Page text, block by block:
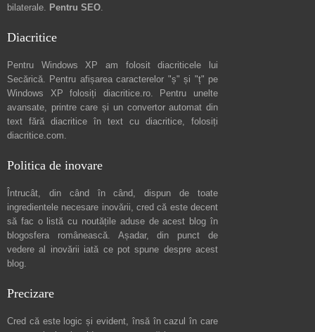
bilaterale. Pentru SEO.
Diacritice
Pentru Windows XP am folosit diacriticele lui
Secărică. Pentru afișarea caracterelor "ș" și "ț" pe
Windows XP folosiți diacritice.ro. Pentru unelte
avansate, printre care și un convertor automat din
text fără diacritice în text cu diacritice, folosiți
diacritice.com.
Politica de inovare
Întrucât, din când în când, dispun de toate
ingredientele necesare inovării, cred că este decent
să fac o listă cu noutățile aduse de acest blog în
blogosfera românească. Așadar, din punct de
vedere al inovării iată ce pot spune despre acest
blog.
Precizare
Cred că este logic și evident, însă în cazul în care